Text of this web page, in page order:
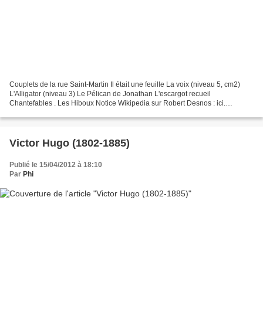
Couplets de la rue Saint-Martin Il était une feuille La voix (niveau 5, cm2)
L'Alligator (niveau 3) Le Pélican de Jonathan L'escargot recueil
Chantefables . Les Hiboux Notice Wikipedia sur Robert Desnos : ici.
Victor Hugo (1802-1885)
Publié le 15/04/2012 à 18:10
Par Phi